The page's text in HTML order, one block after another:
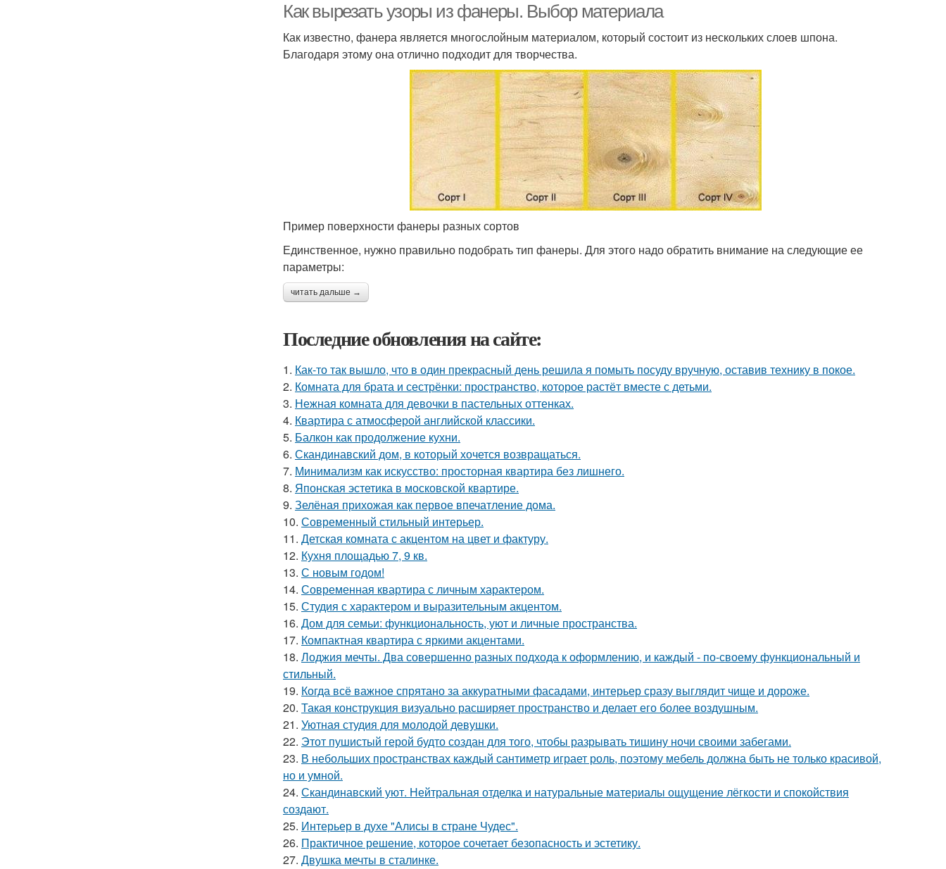
Как вырезать узоры из фанеры. Выбор материала
Как известно, фанера является многослойным материалом, который состоит из нескольких слоев шпона.
Благодаря этому она отлично подходит для творчества.
Пример поверхности фанеры разных сортов
Единственное, нужно правильно подобрать тип фанеры. Для этого надо обратить внимание на следующие ее
параметры:
читать дальше →
Последние обновления на сайте:
1. Как-то так вышло, что в один прекрасный день решила я помыть посуду вручную, оставив технику в покое.
2. Комната для брата и сестрёнки: пространство, которое растёт вместе с детьми.
3. Нежная комната для девочки в пастельных оттенках.
4. Квартира с атмосферой английской классики.
5. Балкон как продолжение кухни.
6. Скандинавский дом, в который хочется возвращаться.
7. Минимализм как искусство: просторная квартира без лишнего.
8. Японская эстетика в московской квартире.
9. Зелёная прихожая как первое впечатление дома.
10. Современный стильный интерьер.
11. Детская комната с акцентом на цвет и фактуру.
12. Кухня площадью 7, 9 кв.
13. С новым годом!
14. Современная квартира с личным характером.
15. Студия с характером и выразительным акцентом.
16. Дом для семьи: функциональность, уют и личные пространства.
17. Компактная квартира с яркими акцентами.
18. Лоджия мечты. Два совершенно разных подхода к оформлению, и каждый - по-своему функциональный и
стильный.
19. Когда всё важное спрятано за аккуратными фасадами, интерьер сразу выглядит чище и дороже.
20. Такая конструкция визуально расширяет пространство и делает его более воздушным.
21. Уютная студия для молодой девушки.
22. Этот пушистый герой будто создан для того, чтобы разрывать тишину ночи своими забегами.
23. В небольших пространствах каждый сантиметр играет роль, поэтому мебель должна быть не только красивой,
но и умной.
24. Скандинавский уют. Нейтральная отделка и натуральные материалы ощущение лёгкости и спокойствия
создают.
25. Интерьер в духе "Алисы в стране Чудес".
26. Практичное решение, которое сочетает безопасность и эстетику.
27. Двушка мечты в сталинке.